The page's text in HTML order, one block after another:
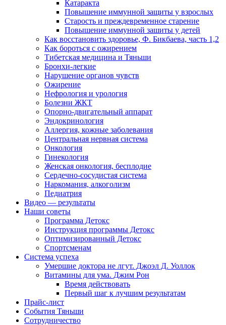
Катаракта
Повышение иммунной защиты у взрослых
Старость и преждевременное старение
Повышение иммунной зашиты у детей
Как восстановить здоровье, Ф. Бикбаева, часть 1,2
Как бороться с ожирением
Тибетская медицина и Тяньши
Бронхи-легкие
Нарушение органов чувств
Ожирение
Нефрология и урология
Болезни ЖКТ
Опорно-двигательный аппарат
Эндокринология
Аллергия, кожные заболевания
Центральная нервная система
Онкология
Гинекология
Женская онкология, бесплодие
Сердечно-сосудистая система
Наркомания, алкоголизм
Педиатрия
Видео — результаты
Наши советы
Программа Детокс
Инструкция программы Детокс
Оптимизированный Детокс
Спортсменам
Система успеха
Умершие доктора не лгут. Джоэл Д. Уоллок
Витамины для ума. Джим Рон
Время действовать
Первый шаг к лучшим результатам
Прайс-лист
События Тяньши
Сотрудничество